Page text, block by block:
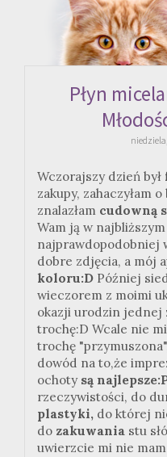
Płyn
Wczorajszy dzień był
zakupy, zahaczyłam
znalazłam cudowną
Wam ją w
najprawdopodobniej
dobre zdjęcia, a mój
koloru:D Później
wieczorem z moimi
okazji urodzin jednej
trochę:D Wcale nie
trochę
dowód na to,że
ochoty są
rzeczywistości, do
plastyki, do której
do zakuwania stu
uwierzcie mi nie